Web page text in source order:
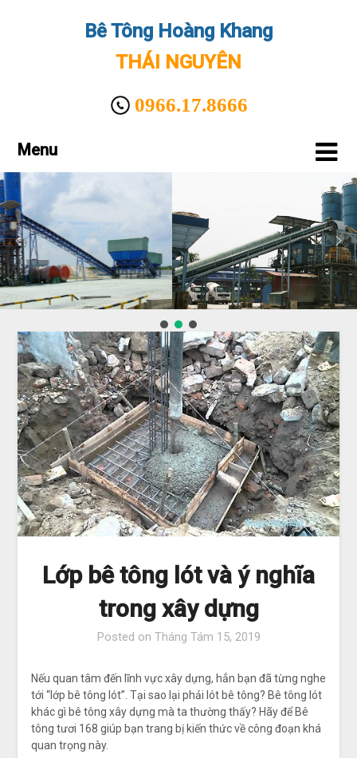
Bê Tông Hoàng Khang
THÁI NGUYÊN
0966.17.8666
Menu
Lớp bê tông lót và ý nghĩa
trong xây dựng
Posted on Tháng Tám 15, 2019
Nếu quan tâm đến lĩnh vực xây dựng, hẳn bạn đã từng nghe
tới “lớp bê tông lót”. Tại sao lại phải lót bê tông? Bê tông lót
khác gì bê tông xây dựng mà ta thường thấy? Hãy để Bê
tông tươi 168 giúp bạn trang bị kiến thức về công đoạn khá
quan trọng này.